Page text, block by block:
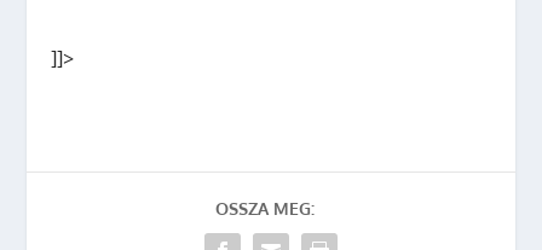
]]>
OSSZA MEG: